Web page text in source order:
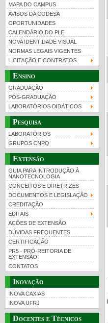
MAPA DO CAMPUS
AVISOS DA CODESA
OPORTUNIDADES
CALENDÁRIO DO PLE
NOVA IDENTIDADE VISUAL
NORMAS LEGAIS VIGENTES
LICITAÇÃO E CONTRATOS
Ensino
GRADUAÇÃO
PÓS-GRADUAÇÃO
LABORATÓRIOS DIDÁTICOS
Pesquisa
LABORATÓRIOS
GRUPOS CNPQ
Extensão
GUIA PARA INTRODUÇÃO À
NANOTECNOLOGIA
CONCEITOS E DIRETRIZES
DOCUMENTOS E LEGISLAÇÃO
CREDITAÇÃO
EDITAIS
AÇÕES DE EXTENSÃO
DÚVIDAS FREQUENTES
CERTIFICAÇÃO
PR5 - PRÓ-REITORIA DE
EXTENSÃO
CONTATOS
Inovação
INOVA CAXIAS
INOVA UFRJ
Docentes e Técnicos
UFRJ 100 anos